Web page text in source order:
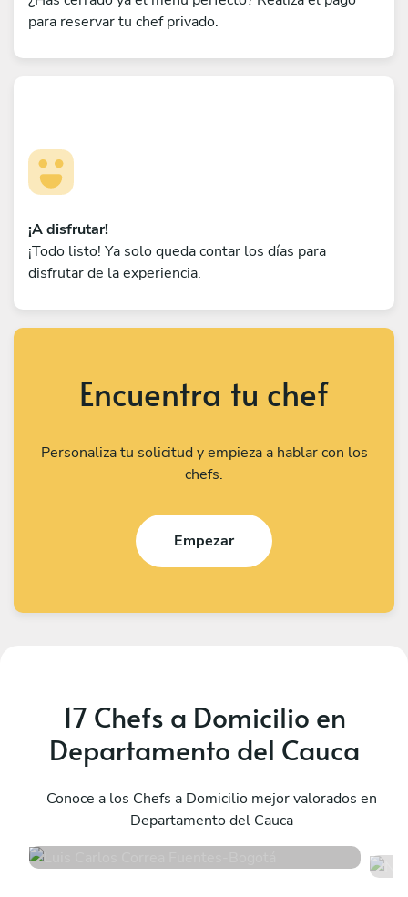
para reservar tu chef privado.
¡A disfrutar!
¡Todo listo! Ya solo queda contar los días para
disfrutar de la experiencia.
Encuentra tu chef
Personaliza tu solicitud y empieza a hablar con los
chefs.
Empezar
17 Chefs a Domicilio en
Departamento del Cauca
Conoce a los Chefs a Domicilio mejor valorados en
Departamento del Cauca
Luis Carlos Correa Fuentes
Bogotá
110 servicios